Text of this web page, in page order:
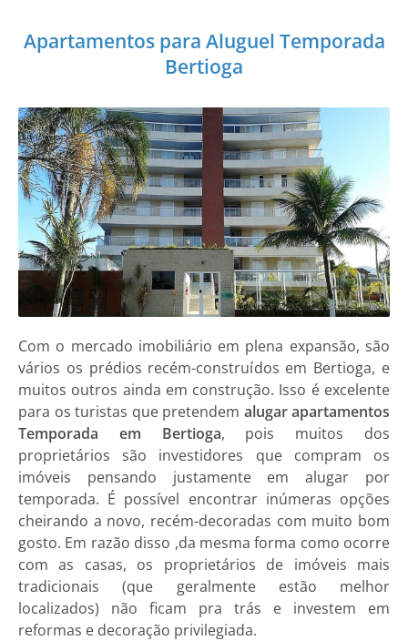
Apartamentos para Aluguel Temporada
Bertioga
Com o mercado imobiliário em plena expansão, são
vários os prédios recém-construídos em Bertioga, e
muitos outros ainda em construção. Isso é excelente
para os turistas que pretendem alugar apartamentos
Temporada em Bertioga, pois muitos dos
proprietários são investidores que compram os
imóveis pensando justamente em alugar por
temporada. É possível encontrar inúmeras opções
cheirando a novo, recém-decoradas com muito bom
gosto. Em razão disso ,da mesma forma como ocorre
com as casas, os proprietários de imóveis mais
tradicionais (que geralmente estão melhor
localizados) não ficam pra trás e investem em
reformas e decoração privilegiada.